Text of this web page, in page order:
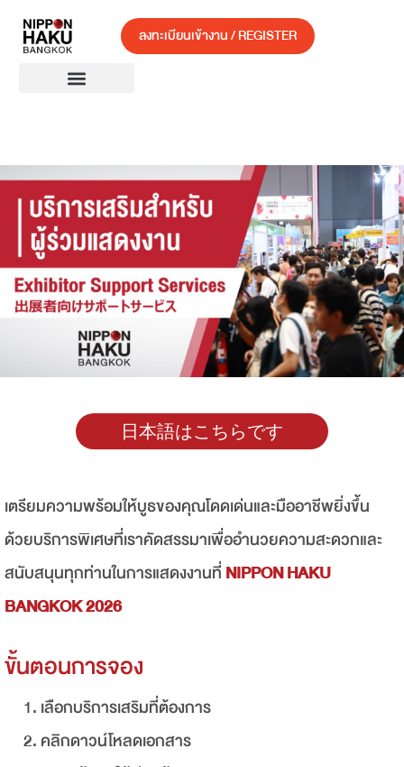
ลงทะเบียนเข้างาน / REGISTER
日本語はこちらです
เตรียมความพร้อมให้บูธของคุณโดดเด่นและมืออาชีพยิ่งขึ้น
ด้วยบริการพิเศษที่เราคัดสรรมาเพื่ออำนวยความสะดวกและ
สนับสนุนทุกท่านในการแสดงงานที่NIPPON HAKU
BANGKOK 2026
ขั้นตอนการจอง
เลือกบริการเสริมที่ต้องการ
คลิกดาวน์โหลดเอกสาร